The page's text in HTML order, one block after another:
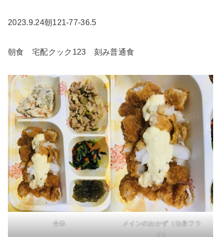
2023.9.24朝121-77-36.5
朝食 宅配クック123 刻み普通食
全体
メインのおかず（白身フラ
イ）